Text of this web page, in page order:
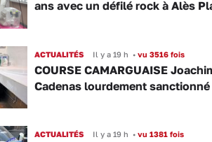
ans avec un défilé rock à Alès
ACTUALITÉS Il y a 19 h •vu 3516 fois
COURSE CAMARGUAISE
Cadenas lourdement sanctionné
ACTUALITÉS Il y a 19 h •vu 1381 fois